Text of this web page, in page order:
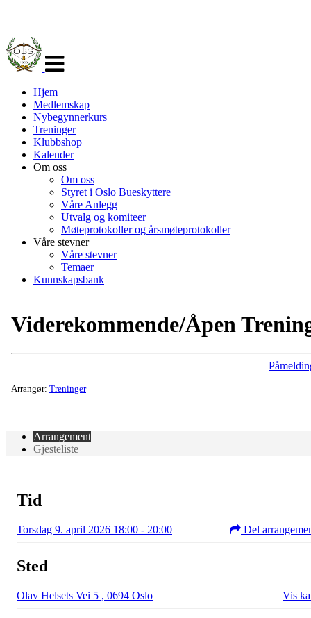
navigasjon
Hjem
Medlemskap
Nybegynnerkurs
Treninger
Klubbshop
Kalender
Om oss
Om oss
Styret i Oslo Bueskyttere
Våre Anlegg
Utvalg og komiteer
Møteprotokoller og årsmøteprotokoller
Våre stevner
Våre stevner
Temaer
Kunnskapsbank
Viderekommende/Åpen
Arrangør: Treninger
Arrangement
Gjesteliste
Tid
Torsdag 9. april 2026 18:00 - 20:00 Del
Sted
Olav Helsets Vei 5 , 0694 Oslo Vis